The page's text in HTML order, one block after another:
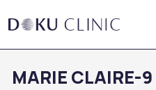
MARIE CLAIRE-